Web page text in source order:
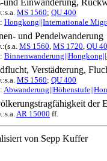
und Einwanderung,
MS 1560; QU 400
Hongkong||Internationale
und Pendelwanderung
MS 1560, MS 1720, QU
Verstädterung,
MS 1560; QU 400
der
AR 15000 ff.
von Sepp Kuffer